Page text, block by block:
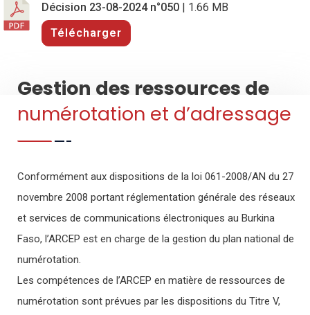
Décision 23-08-2024 n°050 | 1.66 MB
Télécharger
Gestion des ressources de
numérotation et d’adressage
Conformément aux dispositions de la loi 061-2008/AN du 27
novembre 2008 portant réglementation générale des réseaux
et services de communications électroniques au Burkina
Faso, l’ARCEP est en charge de la gestion du plan national de
numérotation.
Les compétences de l’ARCEP en matière de ressources de
numérotation sont prévues par les dispositions du Titre V,